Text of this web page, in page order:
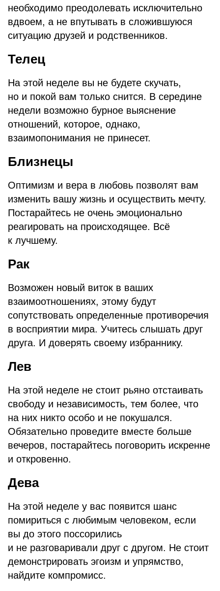
необходимо преодолевать исключительно
вдвоем, а не впутывать в сложившуюся
ситуацию друзей и родственников.
Телец
На этой неделе вы не будете скучать,
но и покой вам только снится. В середине
недели возможно бурное выяснение
отношений, которое, однако,
взаимопонимания не принесет.
Близнецы
Оптимизм и вера в любовь позволят вам
изменить вашу жизнь и осуществить мечту.
Постарайтесь не очень эмоционально
реагировать на происходящее. Всё
к лучшему.
Рак
Возможен новый виток в ваших
взаимоотношениях, этому будут
сопутствовать определенные противоречия
в восприятии мира. Учитесь слышать друг
друга. И доверять своему избраннику.
Лев
На этой неделе не стоит рьяно отстаивать
свободу и независимость, тем более, что
на них никто особо и не покушался.
Обязательно проведите вместе больше
вечеров, постарайтесь поговорить искренне
и откровенно.
Дева
На этой неделе у вас появится шанс
помириться с любимым человеком, если
вы до этого поссорились
и не разговаривали друг с другом. Не стоит
демонстрировать эгоизм и упрямство,
найдите компромисс.